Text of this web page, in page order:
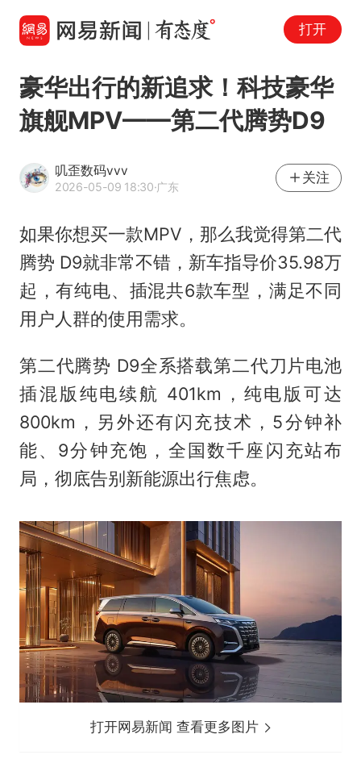
打开
豪华出行的新追求！科技豪华
旗舰MPV——第二代腾势D9
叽歪数码vvv
2026-05-09 18:30·广东
关注
如果你想买一款MPV，那么我觉得第二代
腾势 D9就非常不错，新车指导价35.98万
起，有纯电、插混共6款车型，满足不同
用户人群的使用需求。
第二代腾势 D9全系搭载第二代刀片电池
插混版纯电续航 401km，纯电版可达
800km，另外还有闪充技术，5分钟补
能、9分钟充饱，全国数千座闪充站布
局，彻底告别新能源出行焦虑。
打开网易新闻 查看更多图片